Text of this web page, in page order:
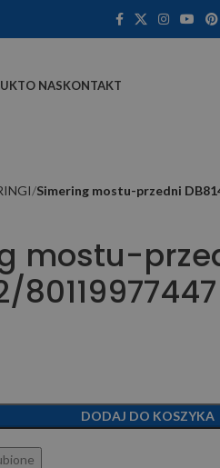
O NASKONTAKT
Simering mostu-przedni
mostu-
80119977447
DODAJ DO KOSZYKA